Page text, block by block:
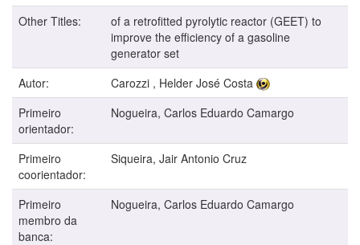
Other Titles:
of a retrofitted pyrolytic reactor (GEET) to
improve the efficiency of a gasoline
generator set
Autor:
Carozzi , Helder José Costa
Primeiro
orientador:
Nogueira, Carlos Eduardo Camargo
Primeiro
coorientador:
Siqueira, Jair Antonio Cruz
Primeiro
membro da
banca:
Nogueira, Carlos Eduardo Camargo